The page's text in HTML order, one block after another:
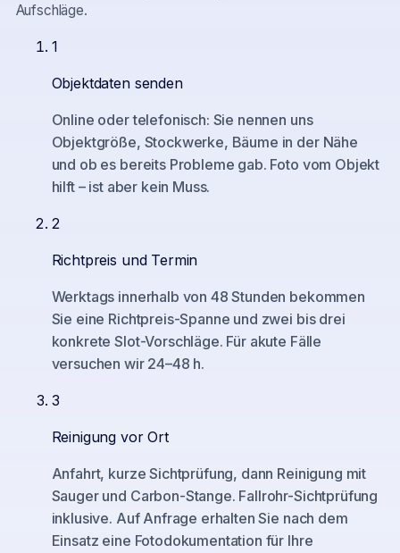
Aufschläge.
1
Objektdaten senden
Online oder telefonisch: Sie nennen uns
Objektgröße, Stockwerke, Bäume in der Nähe
und ob es bereits Probleme gab. Foto vom Objekt
hilft – ist aber kein Muss.
2
Richtpreis und Termin
Werktags innerhalb von 48 Stunden bekommen
Sie eine Richtpreis-Spanne und zwei bis drei
konkrete Slot-Vorschläge. Für akute Fälle
versuchen wir 24–48 h.
3
Reinigung vor Ort
Anfahrt, kurze Sichtprüfung, dann Reinigung mit
Sauger und Carbon-Stange. Fallrohr-Sichtprüfung
inklusive. Auf Anfrage erhalten Sie nach dem
Einsatz eine Fotodokumentation für Ihre